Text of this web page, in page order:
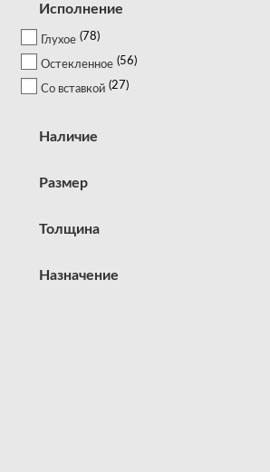
Исполнение
Глухое 78
Остекленное 56
Со вставкой 27
Наличие
Размер
Толщина
Назначение